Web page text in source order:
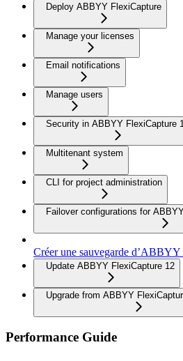
Deploy ABBYY FlexiCapture
Manage your licenses
Email notifications
Manage users
Security in ABBYY FlexiCapture
Multitenant system
CLI for project administration
Failover configurations for
Créer une sauvegarde
Update ABBYY FlexiCapture 12
Upgrade from ABBYY
Performance Guide